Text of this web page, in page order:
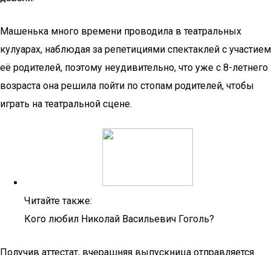
Машенька много времени проводила в театральных
кулуарах, наблюдая за репетициями спектаклей с участием
её родителей, поэтому неудивительно, что уже с 8-летнего
возраста она решила пойти по стопам родителей, чтобы
играть на театральной сцене.
Читайте также:
Кого любил Николай Васильевич Гоголь?
Получив аттестат, вчерашняя выпускница отправляется